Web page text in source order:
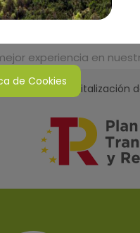
y Digitalización de
experiencia en
de Cookies